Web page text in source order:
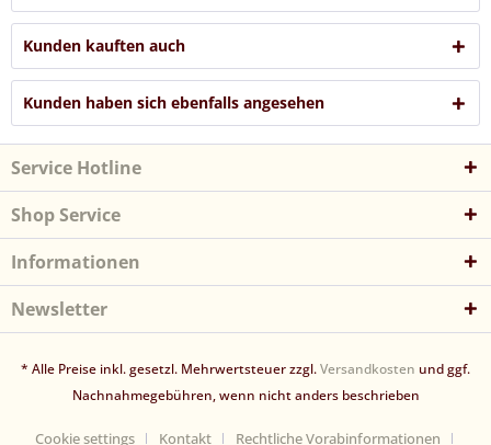
Kunden kauften auch
Kunden haben sich ebenfalls angesehen
Service Hotline
Shop Service
Informationen
Newsletter
* Alle Preise inkl. gesetzl. Mehrwertsteuer zzgl.Versandkosten und ggf.
Nachnahmegebühren, wenn nicht anders beschrieben
Cookie settings Kontakt Rechtliche Vorabinformationen